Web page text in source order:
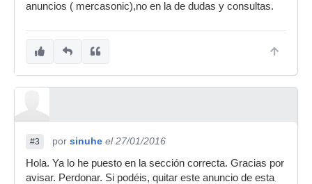
anuncios ( mercasonic),no en la de dudas y consultas.
#3 por sinuhe el 27/01/2016
Hola. Ya lo he puesto en la sección correcta. Gracias por
avisar. Perdonar. Si podéis, quitar este anuncio de esta